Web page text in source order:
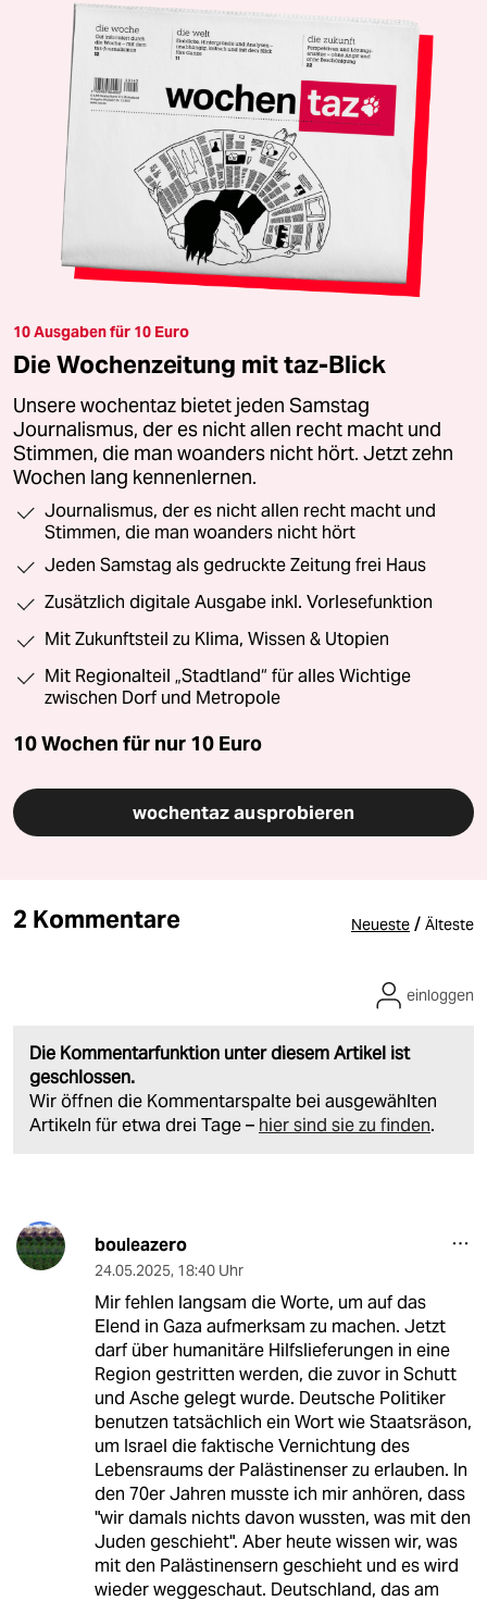
10 Ausgaben für 10 Euro
Die Wochenzeitung mit taz-Blick
Unsere wochentaz bietet jeden Samstag
Journalismus, der es nicht allen recht macht und
Stimmen, die man woanders nicht hört. Jetzt zehn
Wochen lang kennenlernen.
Journalismus, der es nicht allen recht macht und
Stimmen, die man woanders nicht hört
Jeden Samstag als gedruckte Zeitung frei Haus
Zusätzlich digitale Ausgabe inkl. Vorlesefunktion
Mit Zukunftsteil zu Klima, Wissen & Utopien
Mit Regionalteil „Stadtland“ für alles Wichtige
zwischen Dorf und Metropole
10 Wochen für nur 10 Euro
wochentaz ausprobieren
2 Kommentare Neueste / Älteste
Die Kommentarfunktion unter diesem Artikel ist
geschlossen.
Wir öffnen die Kommentarspalte bei ausgewählten
Artikeln für etwa drei Tage – hier sind sie zu finden.
einloggen
bouleazero
24.05.2025, 18:40 Uhr
Mir fehlen langsam die Worte, um auf das
Elend in Gaza aufmerksam zu machen. Jetzt
darf über humanitäre Hilfslieferungen in eine
Region gestritten werden, die zuvor in Schutt
und Asche gelegt wurde. Deutsche Politiker
benutzen tatsächlich ein Wort wie Staatsräson,
um Israel die faktische Vernichtung des
Lebensraums der Palästinenser zu erlauben. In
den 70er Jahren musste ich mir anhören, dass
"wir damals nichts davon wussten, was mit den
Juden geschieht". Aber heute wissen wir, was
mit den Palästinensern geschieht und es wird
wieder weggeschaut. Deutschland, das am